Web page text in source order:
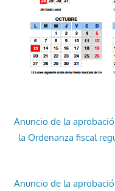
Anuncio de la
la Ordenanza fiscal
Anuncio de la